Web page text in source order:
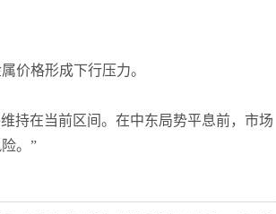
价格形成下行压力。
持在当前区间。在中东局势平息前，市场
。”